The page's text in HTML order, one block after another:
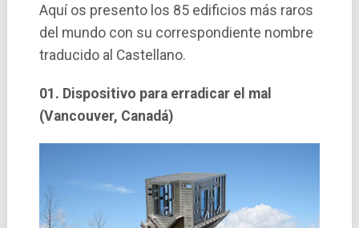
Aquí­ os presento los 85 edificios más raros
del mundo con su correspondiente nombre
traducido al Castellano.
01. Dispositivo para erradicar el mal
(Vancouver, Canadá)